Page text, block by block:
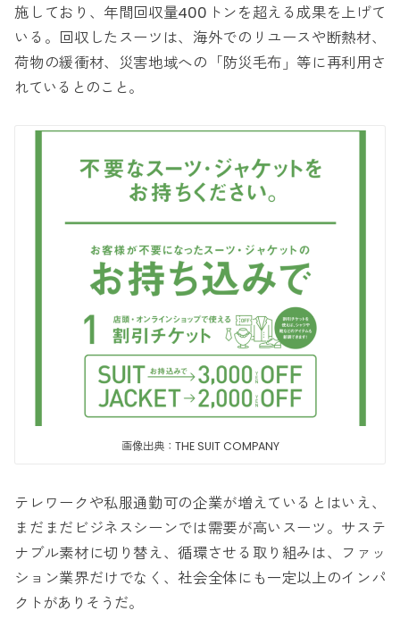
施しており、年間回収量400トンを超える成果を上げて
いる。回収したスーツは、海外でのリユースや断熱材、
荷物の緩衝材、災害地域への「防災毛布」等に再利用さ
れているとのこと。
画像出典：THE SUIT COMPANY
テレワークや私服通勤可の企業が増えているとはいえ、
まだまだビジネスシーンでは需要が高いスーツ。サステ
ナブル素材に切り替え、循環させる取り組みは、ファッ
ション業界だけでなく、社会全体にも一定以上のインパ
クトがありそうだ。